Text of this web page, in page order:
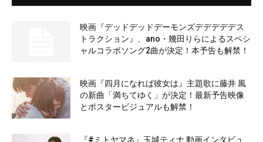
映画『デッドデッドデーモンズデデデデデス
トラクション』、ano・幾田りらによるスペシ
ャルコラボソング2曲が決定！本予告も解禁！
映画『四月になれば彼女は』主題歌に藤井 風
の新曲「満ちてゆく」が決定！最新予告映像
とポスタービジュアルも解禁！
『#ミトヤマネ』玉城ティナ 動画インタビュ